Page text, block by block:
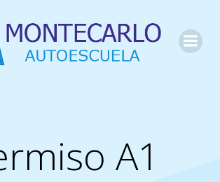
al
contenido
A1